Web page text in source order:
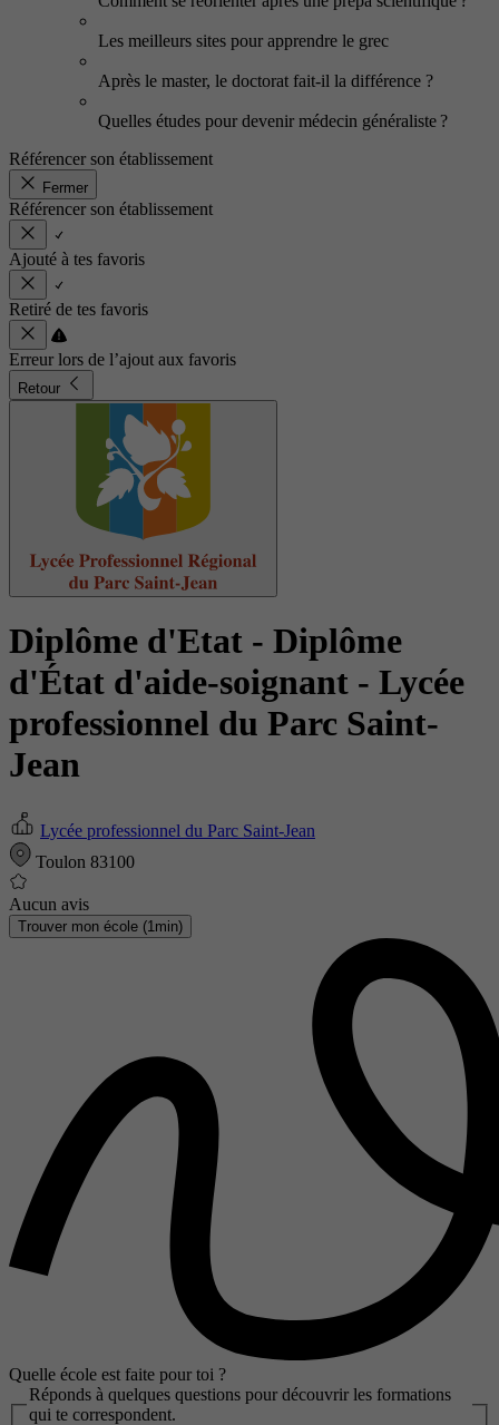
Les meilleurs sites pour apprendre le grec
Après le master, le doctorat fait-il la différence ?
Quelles études pour devenir médecin généraliste ?
Référencer son établissement
Fermer
Référencer son établissement
Ajouté à tes favoris
Retiré de tes favoris
Erreur lors de l’ajout aux favoris
Retour
Diplôme d'Etat - Diplôme
d'État d'aide-soignant - Lycée
professionnel du Parc Saint-
Jean
Lycée professionnel du Parc Saint-Jean
Toulon 83100
Aucun avis
Trouver mon école (1min)
Quelle école est faite pour toi ?
Réponds à quelques questions pour découvrir les formations
qui te correspondent.